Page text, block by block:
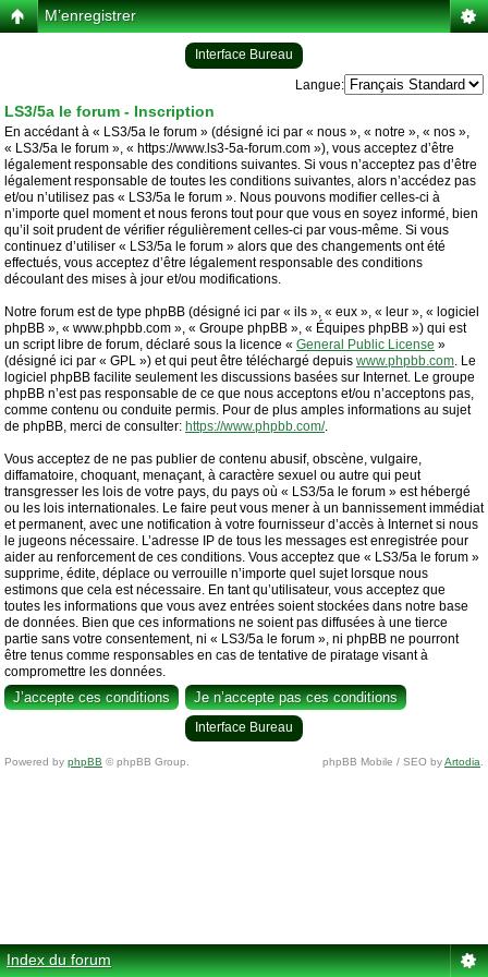
M’enregistrer
Interface Bureau
Langue:
LS3/5a le forum - Inscription
En accédant à « LS3/5a le forum » (désigné ici par « nous », « notre », « nos »,
« LS3/5a le forum », « https://www.ls3-5a-forum.com »), vous acceptez d’être
légalement responsable des conditions suivantes. Si vous n’acceptez pas d’être
légalement responsable de toutes les conditions suivantes, alors n’accédez pas
et/ou n’utilisez pas « LS3/5a le forum ». Nous pouvons modifier celles-ci à
n’importe quel moment et nous ferons tout pour que vous en soyez informé, bien
qu’il soit prudent de vérifier régulièrement celles-ci par vous-même. Si vous
continuez d’utiliser « LS3/5a le forum » alors que des changements ont été
effectués, vous acceptez d’être légalement responsable des conditions
découlant des mises à jour et/ou modifications.
Notre forum est de type phpBB (désigné ici par « ils », « eux », « leur », « logiciel
phpBB », « www.phpbb.com », « Groupe phpBB », « Équipes phpBB ») qui est
un script libre de forum, déclaré sous la licence « General Public License »
(désigné ici par « GPL ») et qui peut être téléchargé depuis www.phpbb.com. Le
logiciel phpBB facilite seulement les discussions basées sur Internet. Le groupe
phpBB n’est pas responsable de ce que nous acceptons et/ou n’acceptons pas,
comme contenu ou conduite permis. Pour de plus amples informations au sujet
de phpBB, merci de consulter: https://www.phpbb.com/.
Vous acceptez de ne pas publier de contenu abusif, obscène, vulgaire,
diffamatoire, choquant, menaçant, à caractère sexuel ou autre qui peut
transgresser les lois de votre pays, du pays où « LS3/5a le forum » est hébergé
ou les lois internationales. Le faire peut vous mener à un bannissement immédiat
et permanent, avec une notification à votre fournisseur d’accès à Internet si nous
le jugeons nécessaire. L’adresse IP de tous les messages est enregistrée pour
aider au renforcement de ces conditions. Vous acceptez que « LS3/5a le forum »
supprime, édite, déplace ou verrouille n’importe quel sujet lorsque nous
estimons que cela est nécessaire. En tant qu’utilisateur, vous acceptez que
toutes les informations que vous avez entrées soient stockées dans notre base
de données. Bien que ces informations ne soient pas diffusées à une tierce
partie sans votre consentement, ni « LS3/5a le forum », ni phpBB ne pourront
être tenus comme responsables en cas de tentative de piratage visant à
compromettre les données.
Interface Bureau
Powered by phpBB © phpBB Group. phpBB Mobile / SEO byArtodia
Index du forum